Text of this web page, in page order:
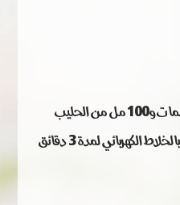
نخلطو محتوى الكيس مع 2 عضمات و100 مل من الحليب
و100 غ من المرڨرين (أو الزبدة) بالخلاط الكهربائي لمدة 3 دقائق